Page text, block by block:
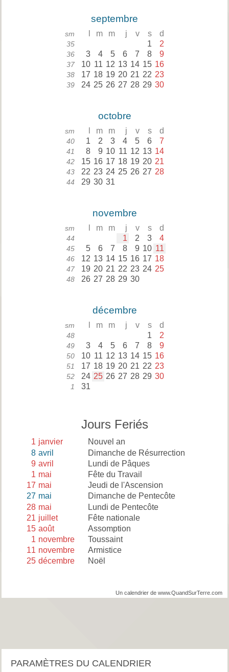
septembre
sm m m j v s d
35 1 2
36 3 4 5 6 7 8 9
37 10 11 12 13 14 15 16
38 17 18 19 20 21 22 23
39 24 25 26 27 28 29 30
octobre
sm m m j v s d
40 1 2 3 4 5 6 7
41 8 9 10 11 12 13 14
42 15 16 17 18 19 20 21
43 22 23 24 25 26 27 28
44 29 30 31
novembre
sm m m j v s d
44 1 2 3 4
45 5 6 7 8 9 10 11
46 12 13 14 15 16 17 18
47 19 20 21 22 23 24 25
48 26 27 28 29 30
décembre
sm m m j v s d
48 1 2
49 3 4 5 6 7 8 9
50 10 11 12 13 14 15 16
51 17 18 19 20 21 22 23
52 24 25 26 27 28 29 30
1 31
Jours Feriés
1 janvier
Nouvel an
8 avril
Dimanche de Résurrection
9 avril
Lundi de Pâques
1 mai
Fête du Travail
17 mai
Jeudi de l'Ascension
27 mai
Dimanche de Pentecôte
28 mai
Lundi de Pentecôte
21 juillet
Fête nationale
15 août
Assomption
1 novembre
Toussaint
11 novembre
Armistice
25 décembre Noël
Un calendrier de www.QuandSurTerre.com
PARAMÈTRES DU CALENDRIER